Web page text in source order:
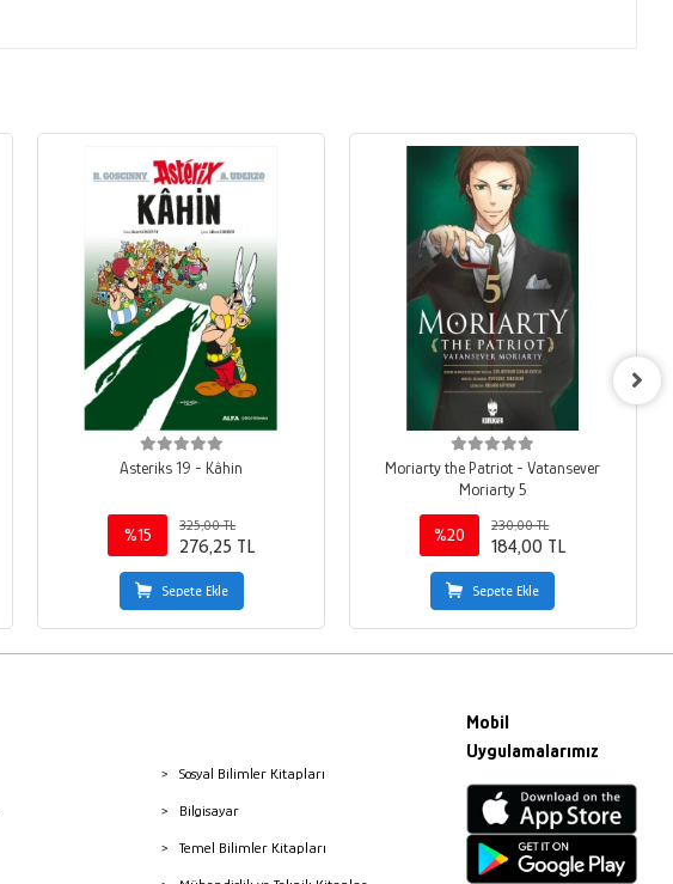
Asteriks 19 - Kâhin
%15
325,00 TL
276,25 TL
Sepete Ekle
Moriarty the Patriot - Vatansever
Moriarty 5
%20
230,00 TL
184,00 TL
Sepete Ekle
Sosyal Bilimler Kitapları
Bilgisayar
Temel Bilimler Kitapları
Mobil
Uygulamalarımız